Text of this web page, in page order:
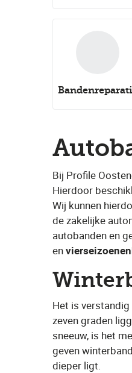
Bij Profile
Hierdoor
Wij kunnen
de zakelijke
autobanden en
en ​
Het is
zeven graden
sneeuw, is het
geven
dieper ligt.